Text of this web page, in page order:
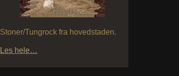
Stoner/Tungrock fra hovedstaden.
Les hele…